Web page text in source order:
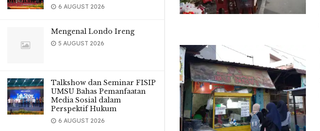
6 AUGUST 2026
Mengenal Londo Ireng
5 AUGUST 2026
Talkshow dan Seminar FISIP
UMSU Bahas Pemanfaatan
Media Sosial dalam
Perspektif Hukum
6 AUGUST 2026